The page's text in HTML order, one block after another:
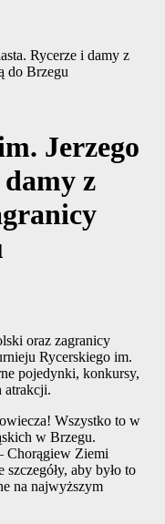
Rycerze i damy z
do Brzegu
Jerzego
z
oraz zagranicy
Rycerskiego im.
pojedynki, konkursy,
atrakcji.
Wszystko to w
w Brzegu.
Chorągiew Ziemi
aby było to
na najwyższym